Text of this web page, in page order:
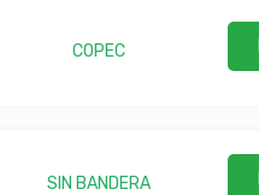
COPEC
SIN BANDERA